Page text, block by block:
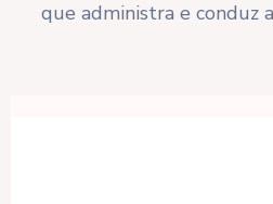
que administra e conduz